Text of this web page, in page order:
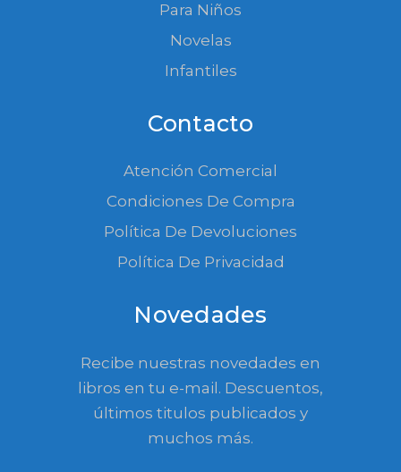
Para Niños
Novelas
Infantiles
Contacto
Atención Comercial
Condiciones De Compra
Política De Devoluciones
Política De Privacidad
Novedades
Recibe nuestras novedades en
libros en tu e-mail. Descuentos,
últimos titulos publicados y
muchos más.